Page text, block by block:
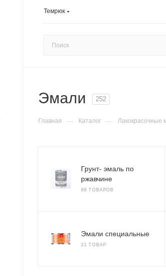
Темрюк
Эмали 252
Главная — Каталог — Лакокрасочные
Грунт- эмаль по
ржавчине
98 ТОВАРОВ
Эмали специальные
21 ТОВАР